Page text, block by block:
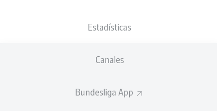
Estadísticas
Canales
Bundesliga App
Daniel SvenssonFelix Nmecha Pascal Groß